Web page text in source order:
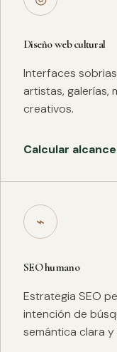
Diseño web cultural
Interfaces
artistas, galerías,
creativos.
Calcular alcance
⌁
SEO humano
Estrategia SEO
intención de
semántica clara